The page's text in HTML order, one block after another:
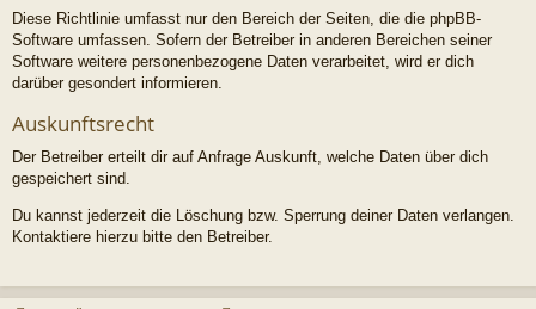
Diese Richtlinie umfasst nur den Bereich der Seiten, die die phpBB-
Software umfassen. Sofern der Betreiber in anderen Bereichen seiner
Software weitere personenbezogene Daten verarbeitet, wird er dich
darüber gesondert informieren.
Auskunftsrecht
Der Betreiber erteilt dir auf Anfrage Auskunft, welche Daten über dich
gespeichert sind.
Du kannst jederzeit die Löschung bzw. Sperrung deiner Daten verlangen.
Kontaktiere hierzu bitte den Betreiber.